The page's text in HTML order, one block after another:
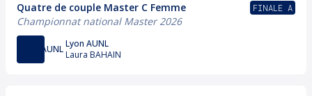
Quatre de couple Master C Femme
Championnat national Master 2026
FINALE A
AUNLLyon AUNL
Laura BAHAIN